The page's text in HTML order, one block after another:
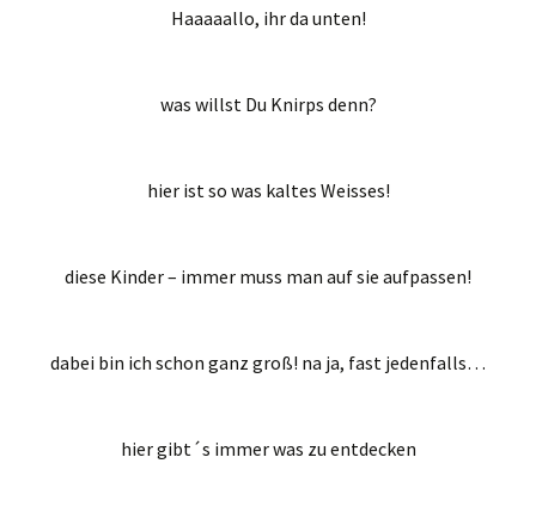
Haaaaallo, ihr da unten!
was willst Du Knirps denn?
hier ist so was kaltes Weisses!
diese Kinder – immer muss man auf sie aufpassen!
dabei bin ich schon ganz groß! na ja, fast jedenfalls…
hier gibt´s immer was zu entdecken